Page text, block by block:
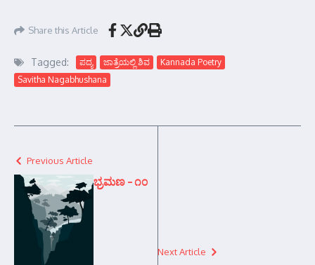
Share this Article
Tagged: ಪದ್ಯ ಜಾತ್ರೆಯಲ್ಲಿ ಶಿವ
Kannada Poetry
Savitha Nagabhushana
Previous Article
ಭ್ರಮಣ – ೧೦
Next Article